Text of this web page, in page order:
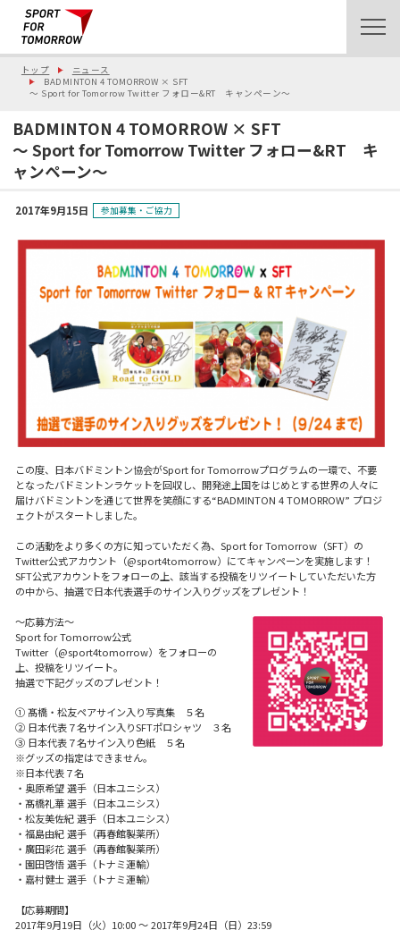
トップ
ニュース
BADMINTON 4 TOMORROW × SFT
〜 Sport for Tomorrow Twitter フォロー&RT キャンペーン〜
BADMINTON 4 TOMORROW × SFT
〜 Sport for Tomorrow Twitter フォロー&RT キ
ャンペーン〜
2017年9月15日 参加募集・ご協力
この度、日本バドミントン協会がSport for Tomorrowプログラムの一環で、不要
となったバドミントンラケットを回収し、開発途上国をはじめとする世界の人々に
届けバドミントンを通じて世界を笑顔にする“BADMINTON 4 TOMORROW” プロジ
ェクトがスタートしました。
この活動をより多くの方に知っていただく為、Sport for Tomorrow（SFT）の
Twitter公式アカウント（@sport4tomorrow）にてキャンペーンを実施します！
SFT公式アカウントをフォローの上、該当する投稿をリツイートしていただいた方
の中から、抽選で日本代表選手のサイン入りグッズをプレゼント！
〜応募方法〜
Sport for Tomorrow公式
Twitter（@sport4tomorrow）をフォローの
上、投稿をリツイート。
抽選で下記グッズのプレゼント！
① 髙橋・松友ペアサイン入り写真集 ５名
② 日本代表７名サイン入りSFTポロシャツ ３名
③ 日本代表７名サイン入り色紙 ５名
※グッズの指定はできません。
※日本代表７名
・奥原希望 選手（日本ユニシス）
・髙橋礼華 選手（日本ユニシス）
・松友美佐紀 選手（日本ユニシス）
・福島由紀 選手（再春館製薬所）
・廣田彩花 選手（再春館製薬所）
・園田啓悟 選手（トナミ運輸）
・嘉村健士 選手（トナミ運輸）
【応募期間】
2017年9月19日（火）10:00 ～ 2017年9月24日（日）23:59